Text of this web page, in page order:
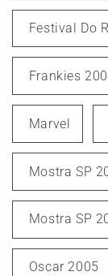
Festival Do
Frankies
Marvel
Mostra SP
Mostra SP
Oscar 2005